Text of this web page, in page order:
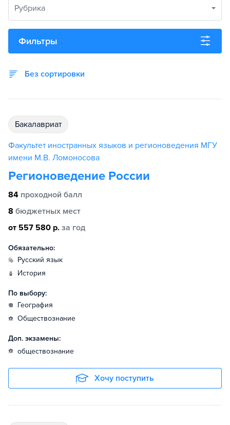
Рубрика
Фильтры
Без сортировки
бакалавриат
Факультет иностранных языков и регионоведения МГУ
имени М.В. Ломоносова
Регионоведение России
84 проходной балл
8 бюджетных мест
от 557 580 р. за год
Обязательно:
русский язык
история
По выбору:
география
обществознание
Доп. экзамены:
обществознание
Хочу поступить